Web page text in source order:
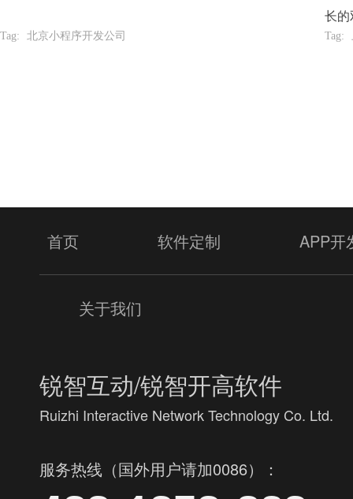
Tag: 北京小程序开发公司
长的
Tag:
首页 软件定制 APP开
关于我们
锐智互动/锐智开高软件
Ruizhi Interactive Network Technology Co. Ltd.
服务热线（国外用户请加0086）：